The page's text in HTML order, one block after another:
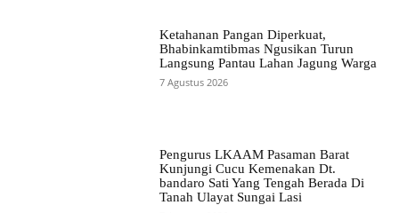
Ketahanan Pangan Diperkuat,
Bhabinkamtibmas Ngusikan Turun
Langsung Pantau Lahan Jagung Warga
7 Agustus 2026
Pengurus LKAAM Pasaman Barat
Kunjungi Cucu Kemenakan Dt.
bandaro Sati Yang Tengah Berada Di
Tanah Ulayat Sungai Lasi